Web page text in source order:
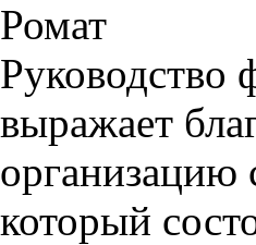
Ромат
Руководство
выражает
организацию
который